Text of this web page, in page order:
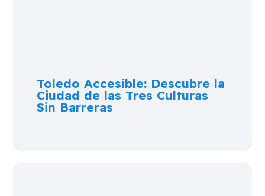
Toledo Accesible: Descubre la
Ciudad de las Tres Culturas
Sin Barreras